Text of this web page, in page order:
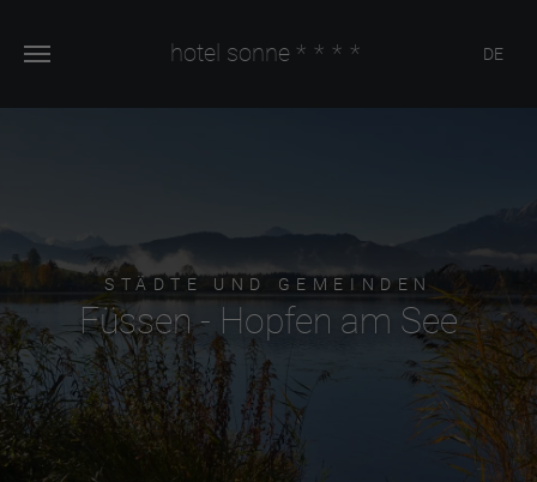
hotel sonne **** DE
STÄDTE UND GEMEINDEN
Füssen - Hopfen am See